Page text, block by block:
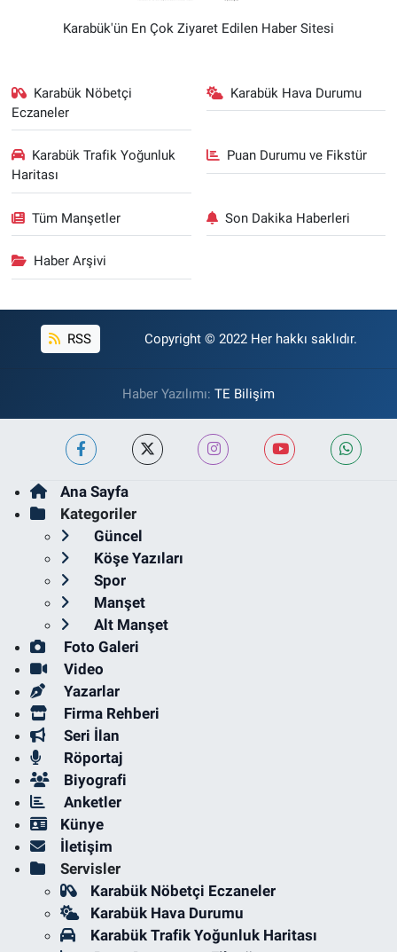
Karabük'ün En Çok Ziyaret Edilen Haber Sitesi
Karabük Nöbetçi
Eczaneler
Karabük Hava Durumu
Karabük Trafik Yoğunluk
Haritası
Puan Durumu ve Fikstür
Tüm Manşetler Son Dakika Haberleri
Haber Arşivi
RSS Copyright © 2022 Her hakkı saklıdır.
Haber Yazılımı: TE Bilişim
Ana Sayfa
Kategoriler
Güncel
Köşe Yazıları
Spor
Manşet
Alt Manşet
Foto Galeri
Video
Yazarlar
Firma Rehberi
Seri İlan
Röportaj
Biyografi
Anketler
Künye
İletişim
Servisler
Karabük Nöbetçi Eczaneler
Karabük Hava Durumu
Karabük Trafik Yoğunluk Haritası